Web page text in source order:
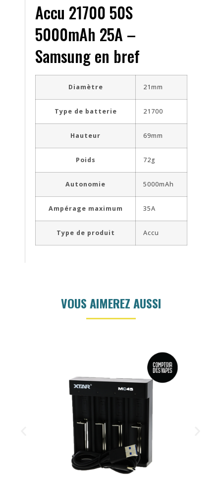
Accu 21700 50S
5000mAh 25A –
Samsung en bref
Diamètre 21mm
Type de batterie 21700
Hauteur 69mm
Poids 72g
Autonomie 5000mAh
Ampérage maximum 35A
Type de produit Accu
VOUS AIMEREZ AUSSI